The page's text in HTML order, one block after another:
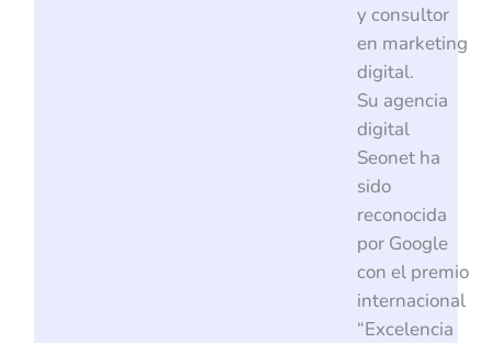
y consultor
en marketing
digital.
Su agencia
digital
Seonet ha
sido
reconocida
por Google
con el premio
internacional
“Excelencia